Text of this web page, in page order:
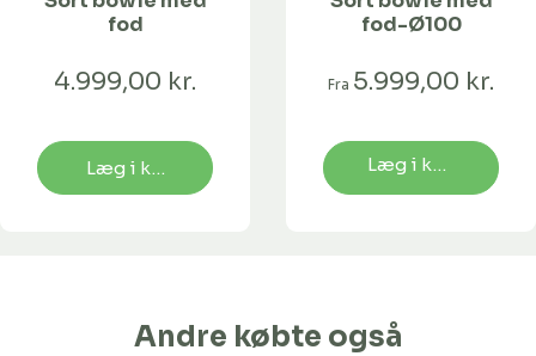
fod
4.999,00 kr.
Læg i kurv
fod-Ø100
Fra 5.999,00 kr.
Læg i kurv
Andre købte også